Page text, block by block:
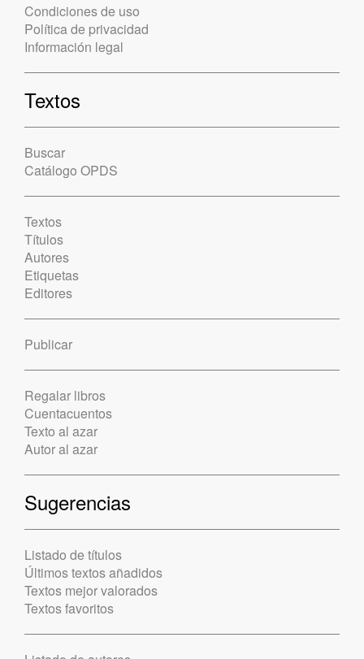
Condiciones de uso
Política de privacidad
Información legal
Textos
Buscar
Catálogo OPDS
Textos
Títulos
Autores
Etiquetas
Editores
Publicar
Regalar libros
Cuentacuentos
Texto al azar
Autor al azar
Sugerencias
Listado de títulos
Últimos textos añadidos
Textos mejor valorados
Textos favoritos